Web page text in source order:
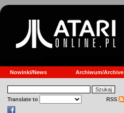
Nowinki/News Archiwum/Archive
Translate to RSS